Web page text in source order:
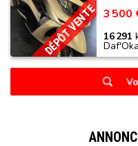
DÉPÔT VENTE 3 500
16 291